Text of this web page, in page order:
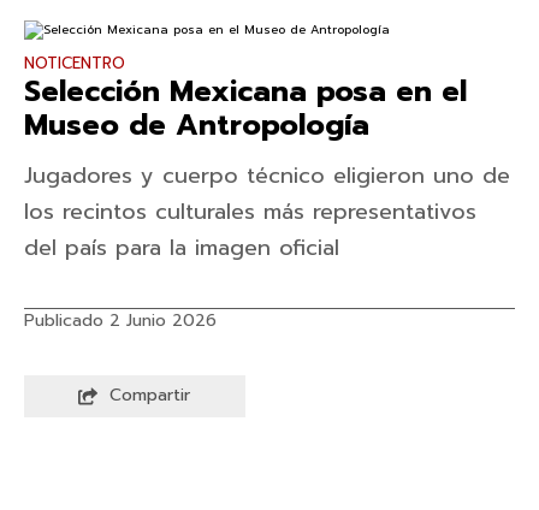
NOTICENTRO
Selección Mexicana posa en el
Museo de Antropología
Jugadores y cuerpo técnico eligieron uno de
los recintos culturales más representativos
del país para la imagen oficial
Publicado 2 Junio 2026
Compartir